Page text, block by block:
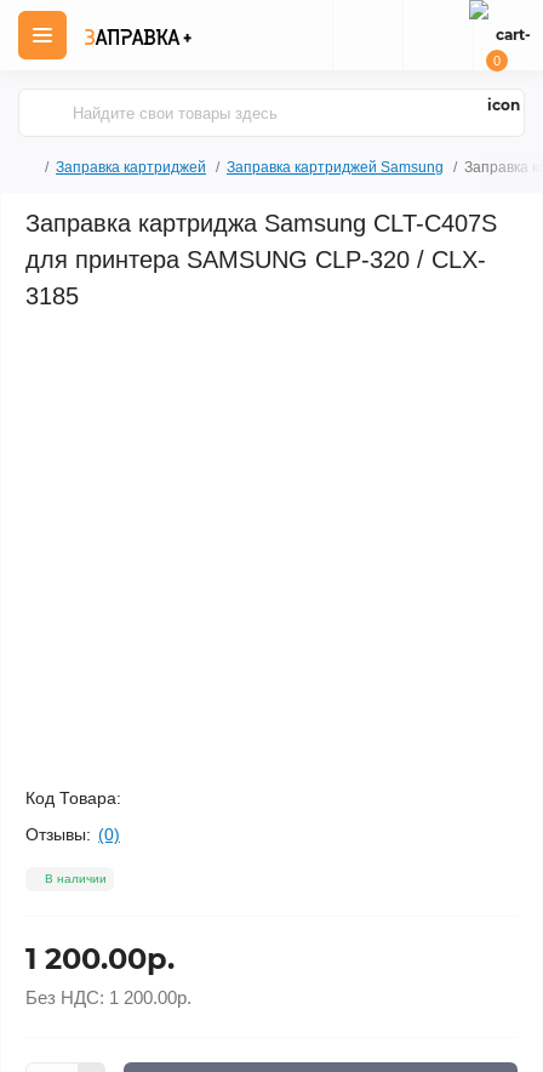
0
Заправка картриджей Заправка картриджей Samsung Заправка
Заправка картриджа Samsung CLT-C407S
для принтера SAMSUNG CLP-320 / CLX-
3185
Код Товара:
Отзывы: (0)
В наличии
1 200.00р.
Без НДС: 1 200.00р.